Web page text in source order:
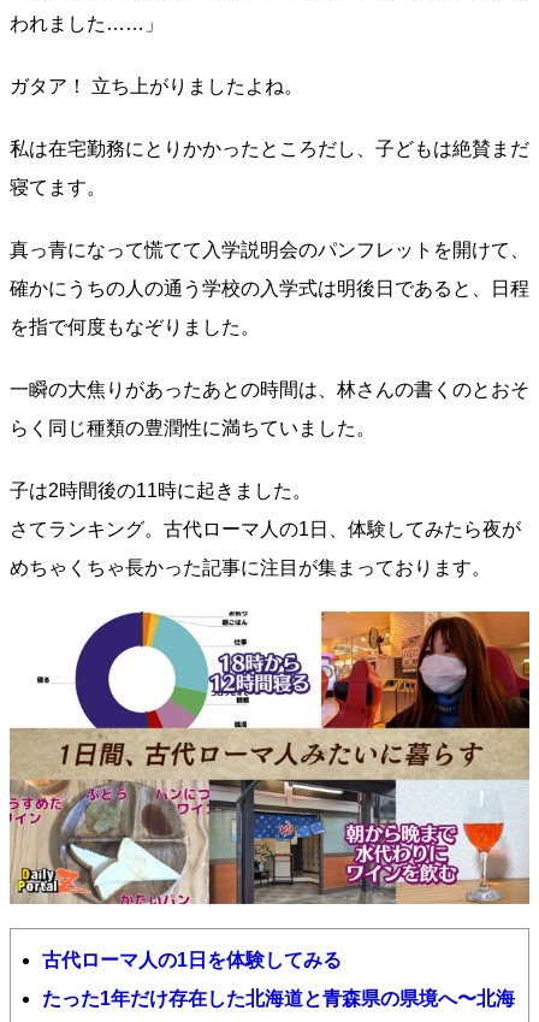
われました……」
ガタア！ 立ち上がりましたよね。
私は在宅勤務にとりかかったところだし、子どもは絶賛まだ
寝てます。
真っ青になって慌てて入学説明会のパンフレットを開けて、
確かにうちの人の通う学校の入学式は明後日であると、日程
を指で何度もなぞりました。
一瞬の大焦りがあったあとの時間は、林さんの書くのとおそ
らく同じ種類の豊潤性に満ちていました。
子は2時間後の11時に起きました。
さてランキング。古代ローマ人の1日、体験してみたら夜が
めちゃくちゃ長かった記事に注目が集まっております。
古代ローマ人の1日を体験してみる
たった1年だけ存在した北海道と青森県の県境へ〜北海